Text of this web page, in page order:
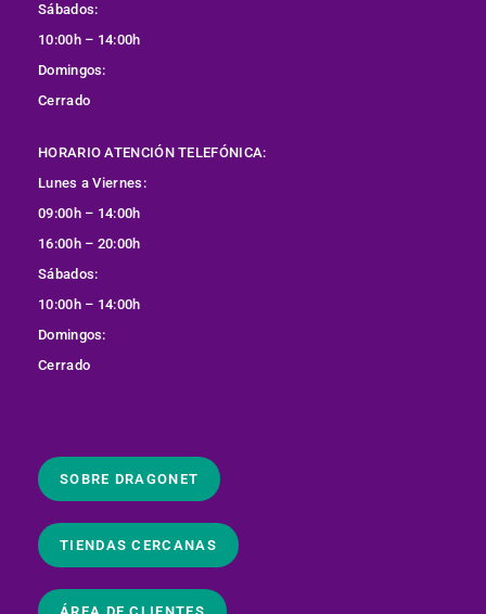
Sábados:
10:00h – 14:00h
Domingos:
Cerrado
HORARIO ATENCIÓN TELEFÓNICA:
Lunes a Viernes:
09:00h – 14:00h
16:00h – 20:00h
Sábados:
10:00h – 14:00h
Domingos:
Cerrado
SOBRE DRAGONET
TIENDAS CERCANAS